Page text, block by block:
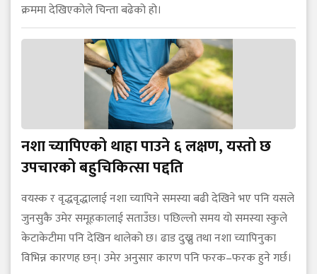
क्रममा देखिएकोले चिन्ता बढेको हो।
नशा च्यापिएको थाहा पाउने ६ लक्षण, यस्तो छ
उपचारको बहुचिकित्सा पद्दति
वयस्क र वृद्धवृद्धालाई नशा च्यापिने समस्या बढी देखिने भए पनि यसले
जुनसुकै उमेर समूहकालाई सताउँछ। पछिल्लो समय यो समस्या स्कुले
केटाकेटीमा पनि देखिन थालेको छ। ढाड दुख्नु तथा नशा च्यापिनुका
विभिन्न कारणह छन्। उमेर अनुसार कारण पनि फरक–फरक हुने गर्छ।